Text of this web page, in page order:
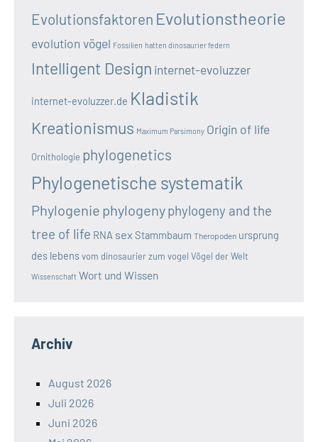
Evolutionsfaktoren Evolutionstheorie
evolution vögel Fossilien hatten dinosaurier federn
Intelligent Design internet-evoluzzer
internet-evoluzzer.de Kladistik
Kreationismus Maximum Parsimony Origin of life
Ornithologie phylogenetics
Phylogenetische systematik
Phylogenie phylogenyphylogeny and the
tree of life RNA sex Stammbaum Theropoden ursprung
des lebensvom dinosaurier zum vogel Vögel der Welt
Wissenschaft Wort und Wissen
Archiv
August 2026
Juli 2026
Juni 2026